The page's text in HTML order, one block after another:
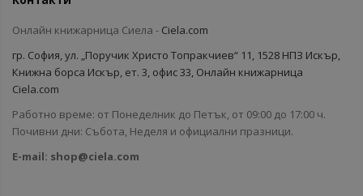
Онлайн книжарница Сиела - Ciela.com
гр. София, ул. „Поручик Христо Топракчиев“ 11, 1528 НПЗ Искър,
Книжна борса Искър, ет. 3, офис 33, Онлайн книжарница
Ciela.com
Работно време: от Понеделник до Петък, от 09:00 до 17:00 ч.
Почивни дни: Събота, Неделя и официални празници.
E-mail: shop@ciela.com